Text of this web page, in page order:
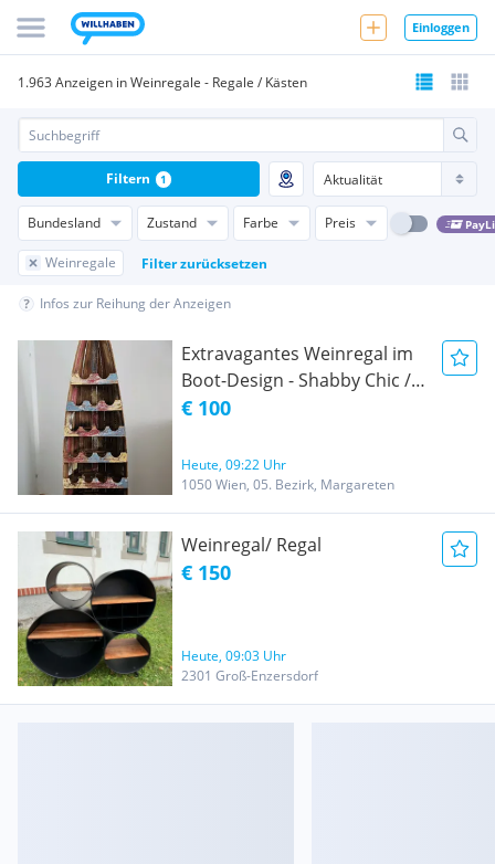
Einloggen
1.963 Anzeigen in Weinregale - Regale / Kästen
Bundesland Zustand Farbe Preis
Weinregale Filter zurücksetzen
Filtern 1
Infos zur Reihung der Anzeigen
Extravagantes Weinregal im
Boot-Design - Shabby Chic /
Vintage (Holz)
€ 100
Heute, 09:22 Uhr
1050 Wien, 05. Bezirk, Margareten
Weinregal/ Regal
€ 150
Heute, 09:03 Uhr
2301 Groß-Enzersdorf